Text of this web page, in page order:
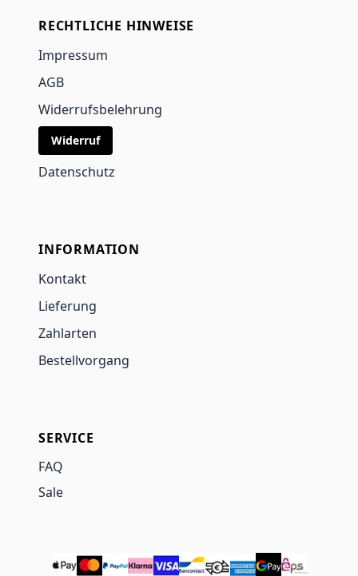
RECHTLICHE HINWEISE
Impressum
AGB
Widerrufsbelehrung
Widerruf
Datenschutz
INFORMATION
Kontakt
Lieferung
Zahlarten
Bestellvorgang
SERVICE
FAQ
Sale